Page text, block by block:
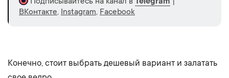
ВКонтакте, Instagram, Facebook
Конечно, стоит выбрать дешевый вариант и залатать